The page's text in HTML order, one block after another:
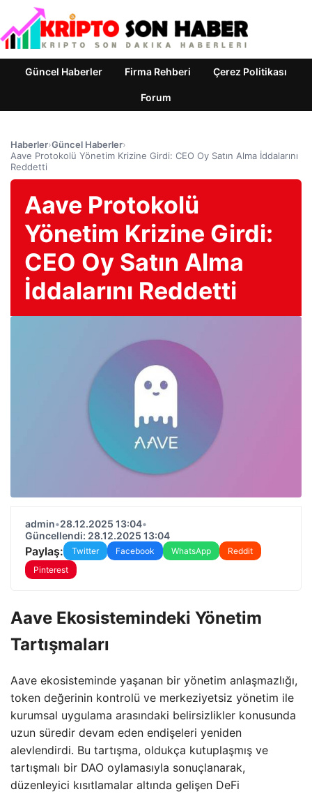
Güncel Haberler Firma Rehberi Çerez Politikası
Forum
Haberler›Güncel Haberler›
Aave Protokolü Yönetim Krizine Girdi: CEO Oy Satın Alma İddalarını
Reddetti
Aave Protokolü
Yönetim Krizine Girdi:
CEO Oy Satın Alma
İddalarını Reddetti
admin•28.12.2025 13:04•
Güncellendi: 28.12.2025 13:04
Paylaş: Twitter Facebook WhatsApp
Reddit
Pinterest
Aave Ekosistemindeki Yönetim
Tartışmaları
Aave ekosisteminde yaşanan bir yönetim anlaşmazlığı,
token değerinin kontrolü ve merkeziyetsiz yönetim ile
kurumsal uygulama arasındaki belirsizlikler konusunda
uzun süredir devam eden endişeleri yeniden
alevlendirdi. Bu tartışma, oldukça kutuplaşmış ve
tartışmalı bir DAO oylamasıyla sonuçlanarak,
düzenleyici kısıtlamalar altında gelişen DeFi